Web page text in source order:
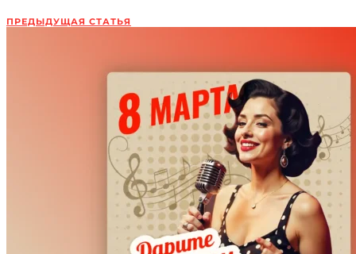
ПРЕДЫДУЩАЯ СТАТЬЯ